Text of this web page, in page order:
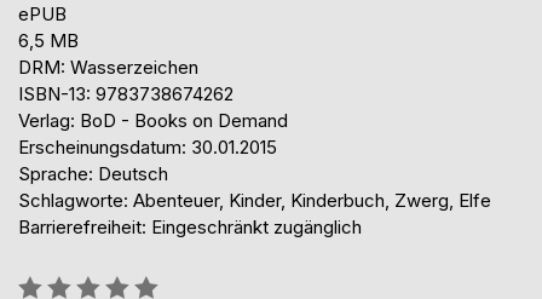
ePUB
6,5 MB
DRM: Wasserzeichen
ISBN-13: 9783738674262
Verlag: BoD - Books on Demand
Erscheinungsdatum: 30.01.2015
Sprache: Deutsch
Schlagworte: Abenteuer, Kinder, Kinderbuch, Zwerg, Elfe
Barrierefreiheit: Eingeschränkt zugänglich
Bewertung::